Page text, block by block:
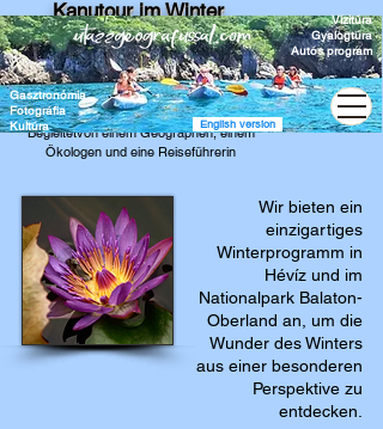
Gasztronómia
Fotográfia
Kultúra
English version
Vízitúra
Gyalogtúra
Autós program
Kanutour im Winter
auf dem
Thermalwasser
in Hévíz
Begleitetvon einem Geographen, einem
Ökologen und eine Reiseführerin
Wir bieten ein
einzigartiges
Winterprogramm in
Hévíz und im
Nationalpark Balaton-
Oberland an, um die
Wunder des Winters
aus einer besonderen
Perspektive zu
entdecken.